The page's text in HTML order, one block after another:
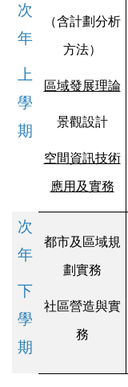
次
年
上
學
期
（含計劃分析
方法）
區域發展理論
景觀設計
空間資訊技術
應用及實務
次
年
下
學
期
都市及區域規
劃實務
社區營造與實
務